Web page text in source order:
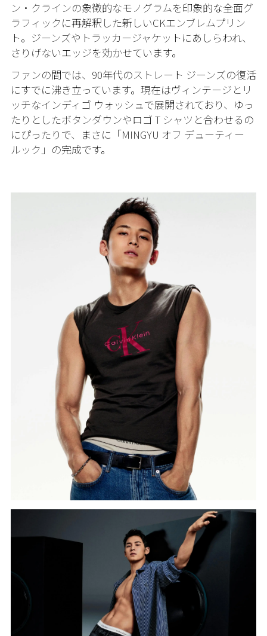
ン・クラインの象徴的なモノグラムを印象的な全面グ
ラフィックに再解釈した新しいCKエンブレムプリン
ト。ジーンズやトラッカージャケットにあしらわれ、
さりげないエッジを効かせています。
ファンの間では、90年代のストレート ジーンズの復活
にすでに沸き立っています。現在はヴィンテージとリ
ッチなインディゴ ウォッシュで展開されており、ゆっ
たりとしたボタンダウンやロゴ T シャツと合わせるの
にぴったりで、まさに「MINGYU オフ デューティー
ルック」の完成です。